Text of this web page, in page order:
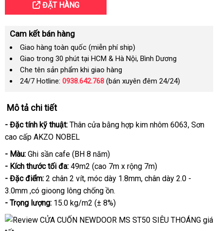
ĐẶT HÀNG
Cam kết bán hàng
Giao hàng toàn quốc (miễn phí ship)
Giao trong 30 phút tại HCM & Hà Nội, Bình Dương
Che tên sản phẩm khi giao hàng
24/7 Hotline: 0938.642.768 (bán xuyên đêm 24/24)
Mô tả chi tiết
- Đặc tính kỹ thuật: Thân cửa bằng hợp kim nhôm 6063đặt
, Sơn
cao cấp AKZO NOBEL
- Màu: Ghi sần cafe (BH 8 năm)
- Kích thước tối đa: 49m2 (cao 7m x rộng 7m)
- Đặc điểm: 2 chân 2 vítvận
chuyển
, móc dày 1.8mmcao
, chân dày 2.0 -
3.0mm ,có gioong lông chống ồn.
- Trọng lượng: 15.0 kg/m2 (± 8%)